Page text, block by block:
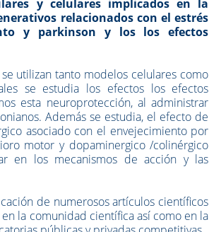
y celulares implicados en la
relacionados con el estrés
y parkinson y los los efectos
utilizan tanto modelos celulares como
se estudia los efectos los efectos
esta neuroprotección, al administrar
Además se estudia, el efecto de
asociado con el envejecimiento por
motor y dopaminergico /colinérgico
en los mecanismos de acción y las
de numerosos artículos científicos
la comunidad científica así como en la